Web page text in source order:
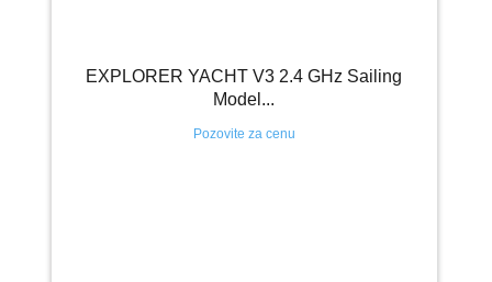
EXPLORER YACHT V3 2.4 GHz Sailing
Model...
Pozovite za cenu